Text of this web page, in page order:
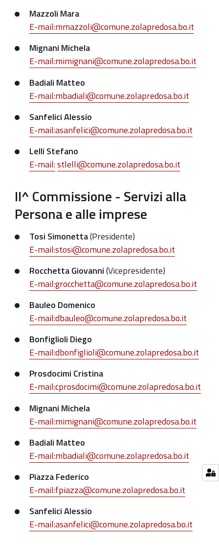
Mazzoli Mara
E-mail:mmazzoli@comune.zolapredosa.bo.it
Mignani Michela
E-mail:mimignani@comune.zolapredosa.bo.it
Badiali Matteo
E-mail:mbadiali@comune.zolapredosa.bo.it
Sanfelici Alessio
E-mail:asanfelici@comune.zolapredosa.bo.it
Lelli Stefano
E-mail:stlelli@comune.zolapredosa.bo.it
II^ Commissione - Servizi alla
Persona e alle imprese
Tosi Simonetta(Presidente)
E-mail:stosi@comune.zolapredosa.bo.it
Rocchetta Giovanni(Vicepresidente)
E-mail:grocchetta@comune.zolapredosa.bo.it
Bauleo Domenico
E-mail:dbauleo@comune.zolapredosa.bo.it
Bonfiglioli Diego
E-mail:dbonfiglioli@comune.zolapredosa.bo.it
Prosdocimi Cristina
E-mail:cprosdocimi@comune.zolapredosa.bo.it
Mignani Michela
E-mail:mimignani@comune.zolapredosa.bo.it
Badiali Matteo
E-mail:mbadiali@comune.zolapredosa.bo.it
Piazza Federico
E-mail:fpiazza@comune.zolapredosa.bo.it
Sanfelici Alessio
E-mail:asanfelici@comune.zolapredosa.bo.it